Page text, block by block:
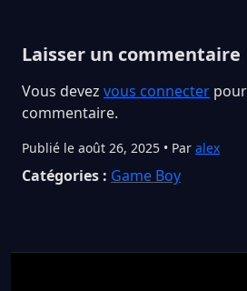
Laisser un commentaire
Vous devez vous connecter
commentaire.
Publié le août 26, 2025 • Par alex
Catégories : Game Boy